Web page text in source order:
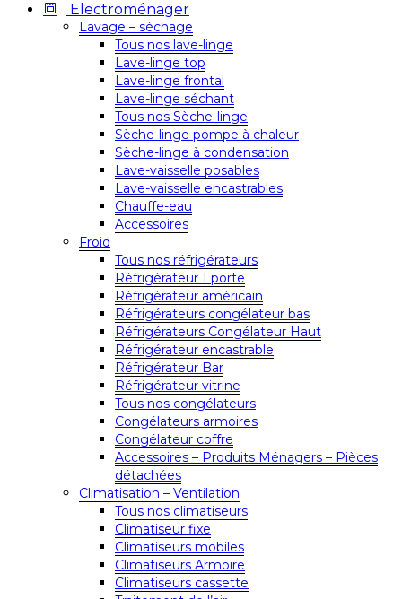
Electroménager
Lavage – séchage
Tous nos lave-linge
Lave-linge top
Lave-linge frontal
Lave-linge séchant
Tous nos Sèche-linge
Sèche-linge pompe à chaleur
Sèche-linge à condensation
Lave-vaisselle posables
Lave-vaisselle encastrables
Chauffe-eau
Accessoires
Froid
Tous nos réfrigérateurs
Réfrigérateur 1 porte
Réfrigérateur américain
Réfrigérateurs congélateur bas
Réfrigérateurs Congélateur Haut
Réfrigérateur encastrable
Réfrigérateur Bar
Réfrigérateur vitrine
Tous nos congélateurs
Congélateurs armoires
Congélateur coffre
Accessoires – Produits Ménagers – Pièces
détachées
Climatisation – Ventilation
Tous nos climatiseurs
Climatiseur fixe
Climatiseurs mobiles
Climatiseurs Armoire
Climatiseurs cassette